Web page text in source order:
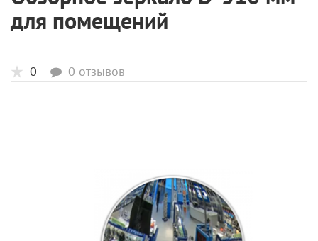
для помещений
0 0 отзывов